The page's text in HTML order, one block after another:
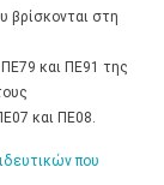
βρίσκονται στη
και ΠΕ91 της
και ΠΕ08.
που